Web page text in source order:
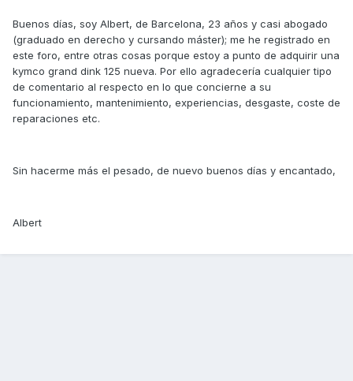
Buenos días, soy Albert, de Barcelona, 23 años y casi abogado
(graduado en derecho y cursando máster); me he registrado en
este foro, entre otras cosas porque estoy a punto de adquirir una
kymco grand dink 125 nueva. Por ello agradecería cualquier tipo
de comentario al respecto en lo que concierne a su
funcionamiento, mantenimiento, experiencias, desgaste, coste de
reparaciones etc.
Sin hacerme más el pesado, de nuevo buenos días y encantado,
Albert